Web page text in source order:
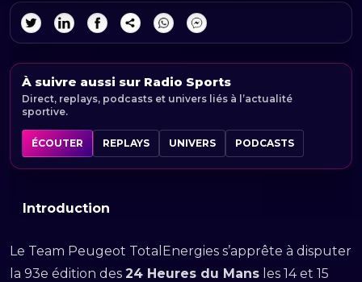
À suivre aussi sur Radio Sports
Direct, replays, podcasts et univers liés à l’actualité
sportive.
ÉCOUTER REPLAYS UNIVERS PODCASTS
Introduction
Le Team Peugeot TotalEnergies s’apprête à disputer
la 93e édition des 24 Heures du Mans les 14 et 15